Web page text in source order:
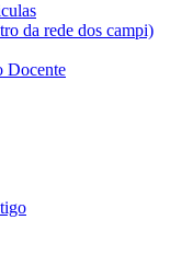
da rede dos campi)
Docente